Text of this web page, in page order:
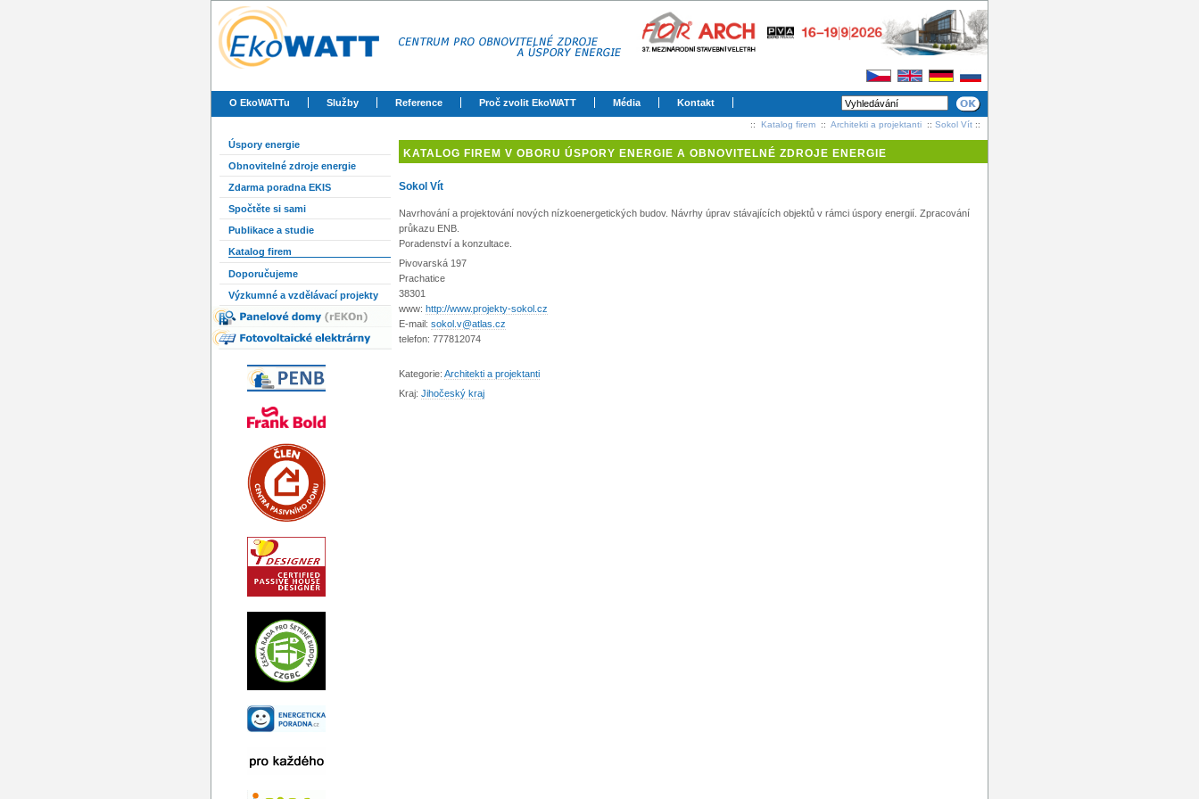
O EkoWATTu Služby Reference Proč zvolit EkoWATT Média Kontakt
:: Katalog firem :: Architekti a projektanti :: Sokol Vít ::
Úspory energie
Obnovitelné zdroje energie
Zdarma poradna EKIS
Spočtěte si sami
Publikace a studie
Katalog firem
Doporučujeme
Výzkumné a vzdělávací projekty
KATALOG FIREM V OBORU ÚSPORY ENERGIE A OBNOVITELNÉ ZDROJE ENERGIE
Sokol Vít
Navrhování a projektování nových nízkoenergetických budov. Návrhy úprav stávajících objektů v rámci úspory energií. Zpracování
průkazu ENB.
Poradenství a konzultace.
Pivovarská 197
Prachatice
38301
www: http://www.projekty-sokol.cz
E-mail: sokol.v@atlas.cz
telefon: 777812074
Kategorie: Architekti a projektanti
Kraj: Jihočeský kraj